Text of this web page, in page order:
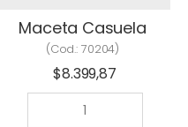
Maceta Casuela
(Cod.: 70204)
$8.399,87